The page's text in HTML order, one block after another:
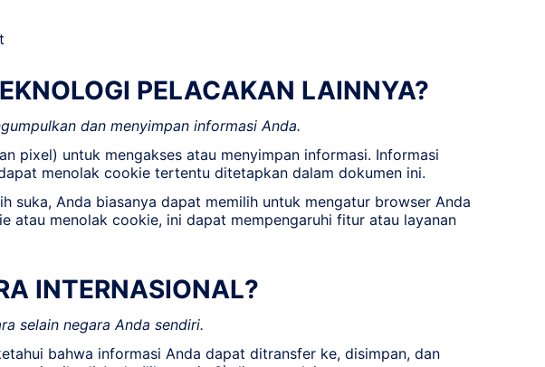
PELACAKAN LAINNYA?
dan menyimpan informasi Anda.
pixel) untuk mengakses atau menyimpan informasi. Informasi
menolak cookie tertentu ditetapkan dalam dokumen ini.
suka, Anda biasanya dapat memilih untuk mengatur browser Anda
atau menolak cookie, ini dapat mempengaruhi fitur atau layanan
INTERNASIONAL?
selain negara Anda sendiri.
bahwa informasi Anda dapat ditransfer ke, disimpan, dan